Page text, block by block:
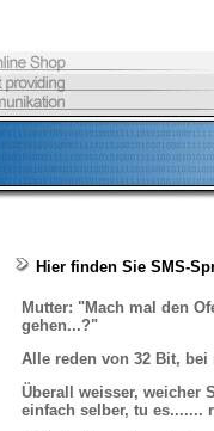
Hier finden Sie SMS-
Mutter: "Mach mal den
gehen...?"
Alle reden von 32 Bit,
Überall weisser, weicher
einfach selber, tu es.......